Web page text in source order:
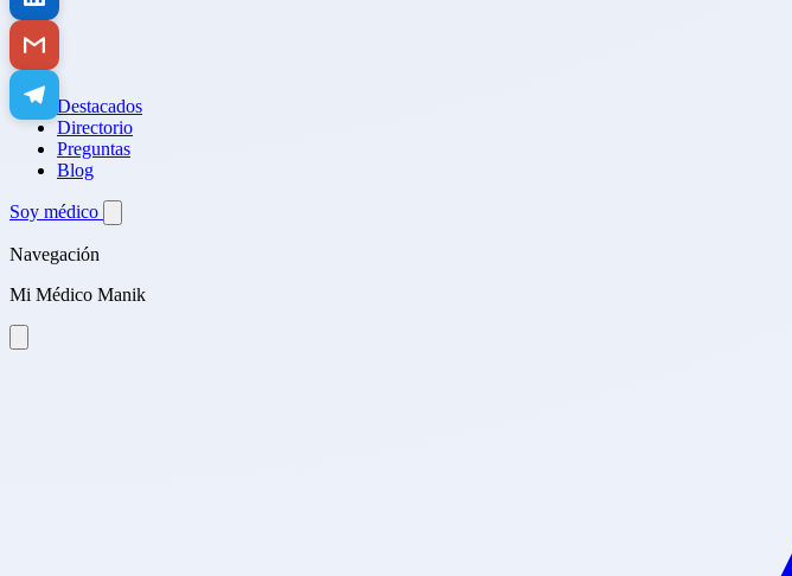
Destacados
Directorio
Preguntas
Blog
Soy médico
Navegación
Mi Médico Manik